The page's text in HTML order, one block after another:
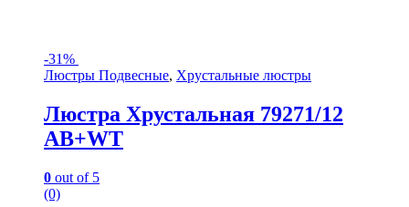
-31%
Люстры Подвесные, Хрустальные люстры
Люстра Хрустальная 79271/12
AB+WT
0 out of 5
(0)